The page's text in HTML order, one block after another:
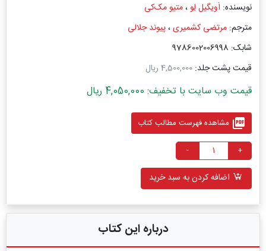
نویسنده: اَویگیل لِو،متیو مک‌کی
مترجم: مرتضی کشمیری،پیوند جلالی
شابک: 9786002006998
قیمت پشت جلد: 4,500,000 ریال
قیمت وب سایت با تخفیف: 4,050,000 ریال
picture_as_pdf مشاهده فهرست مطالب کتاب
+
-
اضافه کردن به سبد خرید
درباره این کتاب